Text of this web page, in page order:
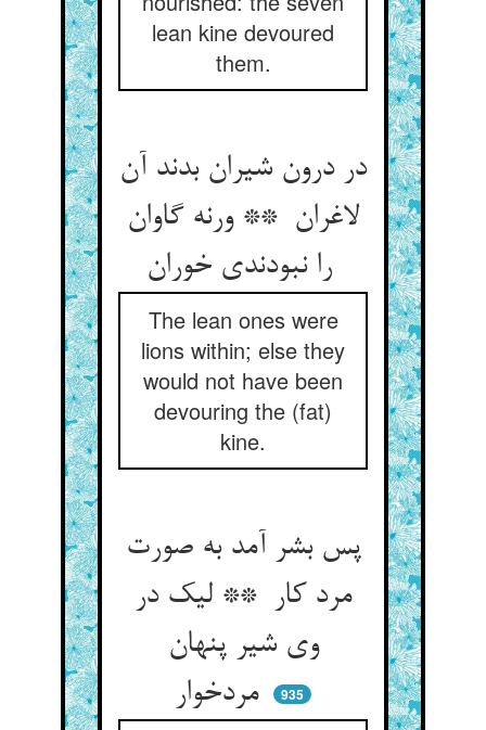
lean kine devoured
them.
در درون شیران بدند آن
لاغران ** ورنه گاوان
را نبودندی خوران
The lean ones were
lions within; else they
would not have been
devouring the (fat)
kine.
پس بشر آمد به صورت
مرد کار ** لیک در
وی شیر پنهان
مردخوار
935